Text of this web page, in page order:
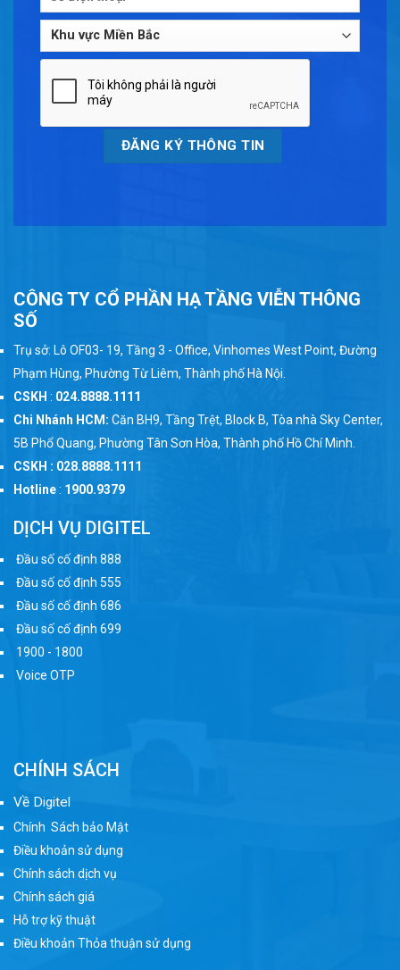
CÔNG TY CỔ PHẦN HẠ TẦNG VIỄN THÔNG
SỐ
Trụ sở: Lô OF03- 19, Tầng 3 - Office, Vinhomes West Point, Đường
Phạm Hùng, Phường Từ Liêm, Thành phố Hà Nội.
CSKH : 024.8888.1111
Chi Nhánh HCM: Căn BH9, Tầng Trệt, Block B, Tòa nhà Sky Center,
5B Phổ Quang, Phường Tân Sơn Hòa, Thành phố Hồ Chí Minh.
CSKH : 028.8888.1111
Hotline: 1900.9379
DỊCH VỤ DIGITEL
Đầu số cố định 888
Đầu số cố định 555
Đầu số cố định 686
Đầu số cố định 699
1900 - 1800
Voice OTP
CHÍNH SÁCH
Về Digitel
Chính Sách bảo Mật
Điều khoản sử dụng
Chính sách dịch vụ
Chính sách giá
Hỗ trợ kỹ thuật
Điều khoản Thỏa thuận sử dụng